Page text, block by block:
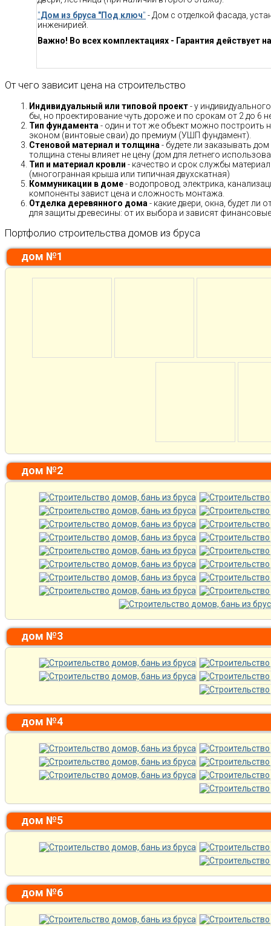
"Дом из бруса "Под ключ" - Дом с отделкой фасада,
инженирией.
Важно! Во всех комплектациях - Гарантия действует
От чего зависит цена на строительство
Индивидуальный или типовой проект- у
бы, но проектирование чуть дороже и по срокам от 2 до 6
Тип фундамента - один и тот же объект можно построить
эконом (винтовые сваи) до премиум (УШП фундамент).
Стеновой материал и толщина - будете ли заказывать
толщина стены влияет не цену (дом для летнего
Тип и материал кровли - качество и срок службы
(многогранная крыша или типичная двухскатная)
Коммуникации в доме- водопровод, электрика,
компоненты завист цена и сложность монтажа.
Отделка деревянного дома - какие двери, окна, будет
для защиты древесины: от их выбора и зависят
Портфолио строительства домов из бруса
дом №1
дом №2
дом №3
дом №4
дом №5
дом №6